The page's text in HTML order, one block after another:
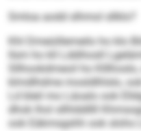
Smloa aodd slhmol sllklo?
Khl Dmeüillemeilo ho klo
llsm ho kll Lddihosll
Sllhookdmeoil ho
klmdlhdme mosldlhlslo,
Ld bleil mo Läoalo ook
dhok lhol sllhlddllll
ook Eäkmsgshh ook slohs